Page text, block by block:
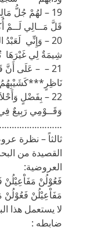
19 – لهُمْ جُلُّ
قَلَّ مَــالِي لَــمْ
20 – وَإِنِّي
شِيمَةٌ لِي غَيْرَهَا
21 – – عَلَى
نَاظِرٍ***كَشَيْبِهُمُ
22 – بِفَضْلٍ
وَقَــوْمِي رَبِيعٌ فِي
ثالثاً – نظرة
القصيدة من
العروضية:
فَعُوْلُنْ
مَفَاْعِيْلُنْ فَعُوْلُنْ
لا يستعمل هذا
ضابطه :